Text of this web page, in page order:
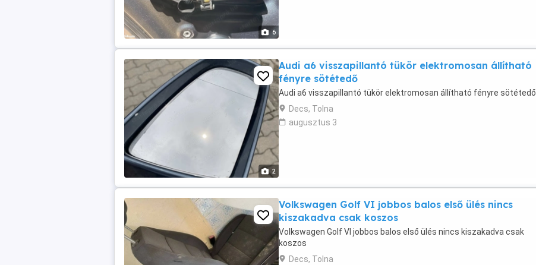
6
2
Audi a6 visszapillantó tükör elektromosan állítható
fényre sötétedő
Audi a6 visszapillantó tükör elektromosan állítható fényre sötétedő
Decs, Tolna
augusztus 3
Volkswagen Golf VI jobbos balos első ülés nincs
kiszakadva csak koszos
Volkswagen Golf VI jobbos balos első ülés nincs kiszakadva csak
koszos
Decs, Tolna